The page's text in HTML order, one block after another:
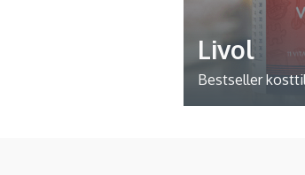
Livol
Bestseller